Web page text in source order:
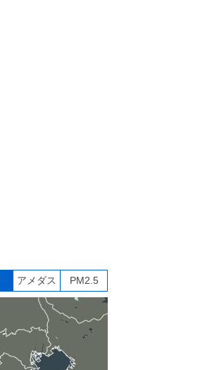
アメダス PM2.5